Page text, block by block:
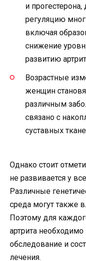
и
регуляцию
включая
снижение
развитию
Возрастные
женщин
различным
связано с
суставных
Однако стоит
не развивается у
Различные
среда могут также
Поэтому для
артрита
обследование и
лечения.